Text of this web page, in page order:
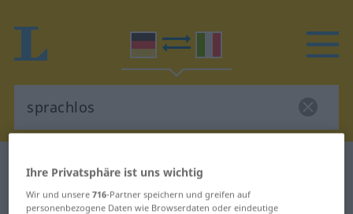
Deutsch-Italienisch Wörterbuch
Deutsch-Italienisch Übersetzung
Ihre Privatsphäre ist uns wichtig
Wir und unsere716-Partner speichern und greifen auf
personenbezogene Daten wie Browserdaten oder eindeutige